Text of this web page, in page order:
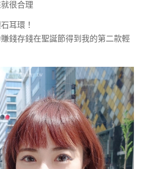
很合理
耳環！
錢存錢在聖誕節得到我的第二款輕